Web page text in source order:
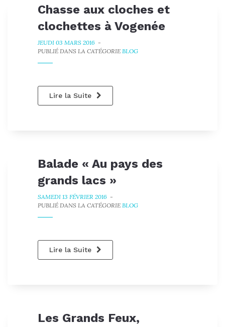
Chasse aux cloches et
clochettes à Vogenée
JEUDI 03 MARS 2016 -
PUBLIÉ DANS LA CATÉGORIE BLOG
Lire la Suite
Balade « Au pays des
grands lacs »
SAMEDI 13 FÉVRIER 2016 -
PUBLIÉ DANS LA CATÉGORIE BLOG
Lire la Suite
Les Grands Feux,